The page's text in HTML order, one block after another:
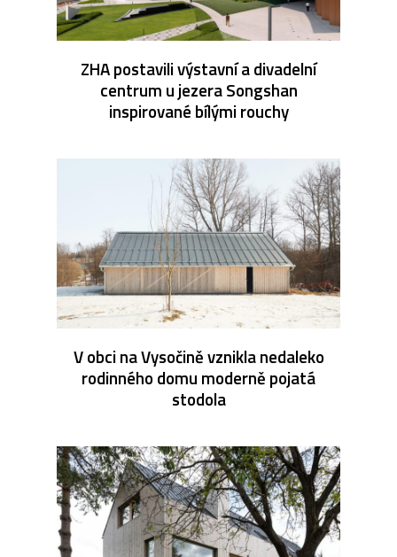
ZHA postavili výstavní a divadelní
centrum u jezera Songshan
inspirované bílými rouchy
V obci na Vysočině vznikla nedaleko
rodinného domu moderně pojatá
stodola